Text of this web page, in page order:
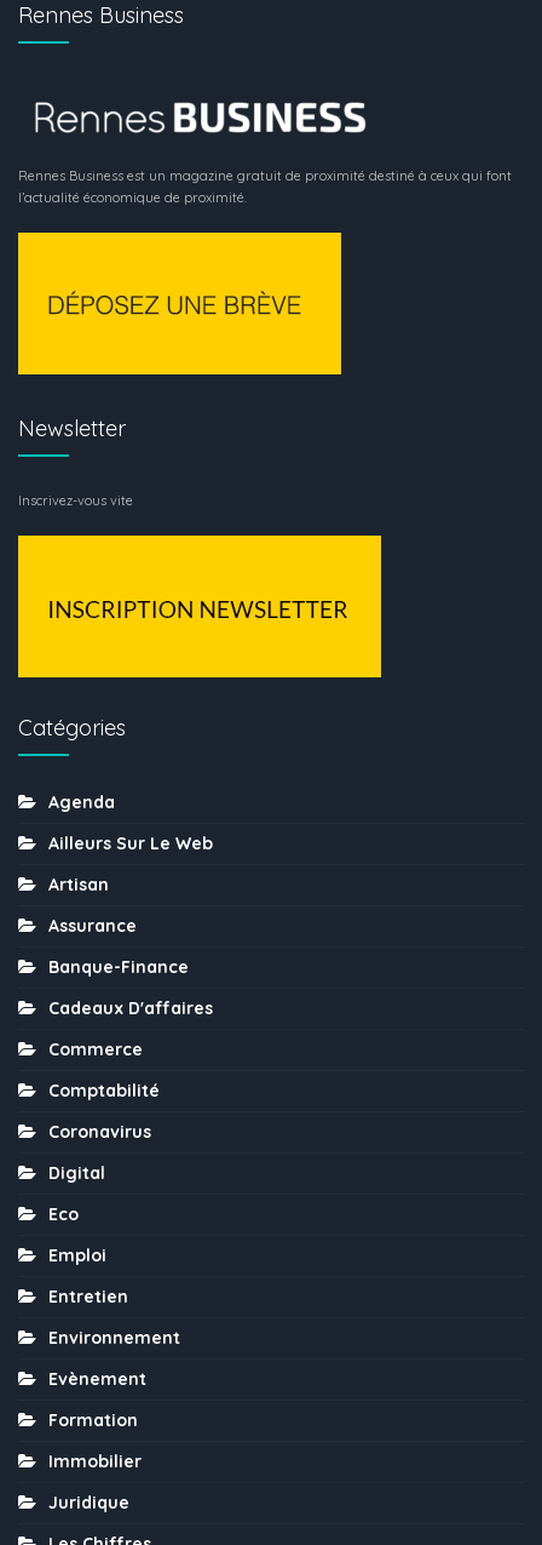
Rennes Business
Rennes Business est un magazine gratuit de proximité destiné à ceux qui font
l’actualité économique de proximité.
Newsletter
Inscrivez-vous vite
Catégories
Agenda
Ailleurs Sur Le Web
Artisan
Assurance
Banque-Finance
Cadeaux D'affaires
Commerce
Comptabilité
Coronavirus
Digital
Eco
Emploi
Entretien
Environnement
Evènement
Formation
Immobilier
Juridique